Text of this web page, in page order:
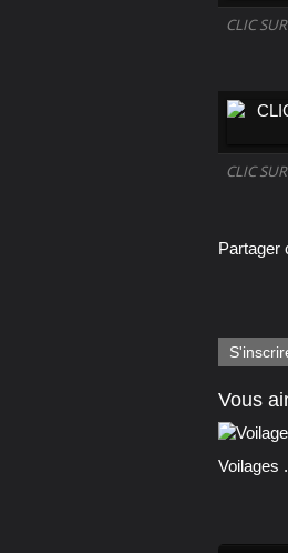
CLIC
CLIC
Partager
Vous
Voilages